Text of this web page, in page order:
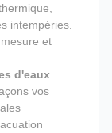
intempéries.
et
d'eaux
vos